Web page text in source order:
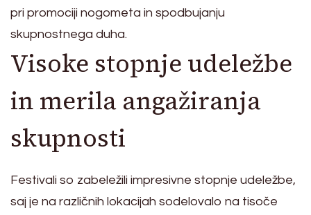
pri promociji nogometa in spodbujanju
skupnostnega duha.
Visoke stopnje udeležbe
in merila angažiranja
skupnosti
Festivali so zabeležili impresivne stopnje udeležbe,
saj je na različnih lokacijah sodelovalo na tisoče